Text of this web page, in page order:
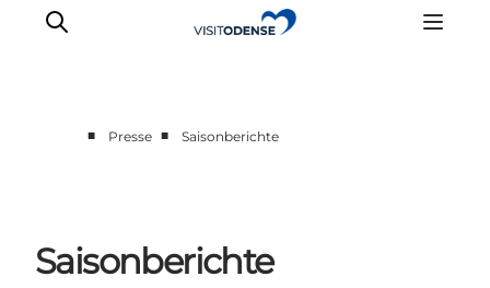
■ Presse ■ Saisonberichte
Saisonberichte